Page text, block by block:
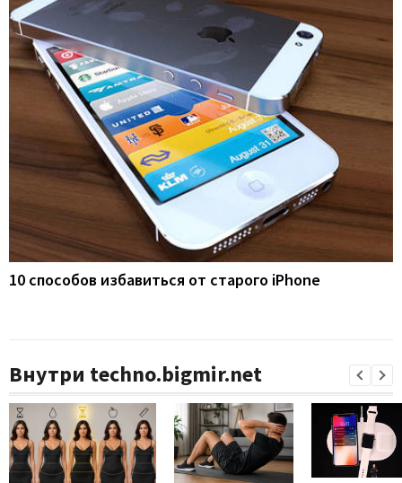
10 способов избавиться от старого iPhone
Внутри techno.bigmir.net